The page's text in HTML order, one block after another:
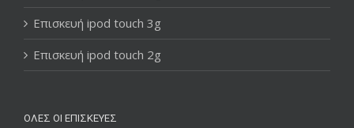
Επισκευή ipod touch 3g
Επισκευή ipod touch 2g
ΌΛΕΣ ΟΙ ΕΠΙΣΚΕΥΈΣ